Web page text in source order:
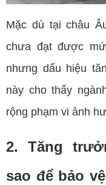
Mặc dù tại châu
chưa đạt được
nhưng dấu hiệu
này cho thấy
rộng phạm vi ảnh
2. Tăng
sao để bảo